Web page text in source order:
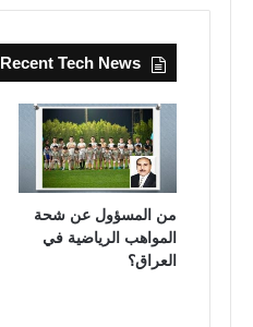
Recent Tech News
من المسؤول عن شحة
المواهب الرياضية في
العراق؟